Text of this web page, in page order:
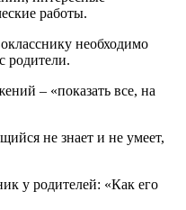
работы.
необходимо
родители.
– «показать все, на
не знает и не умеет,
у родителей: «Как его